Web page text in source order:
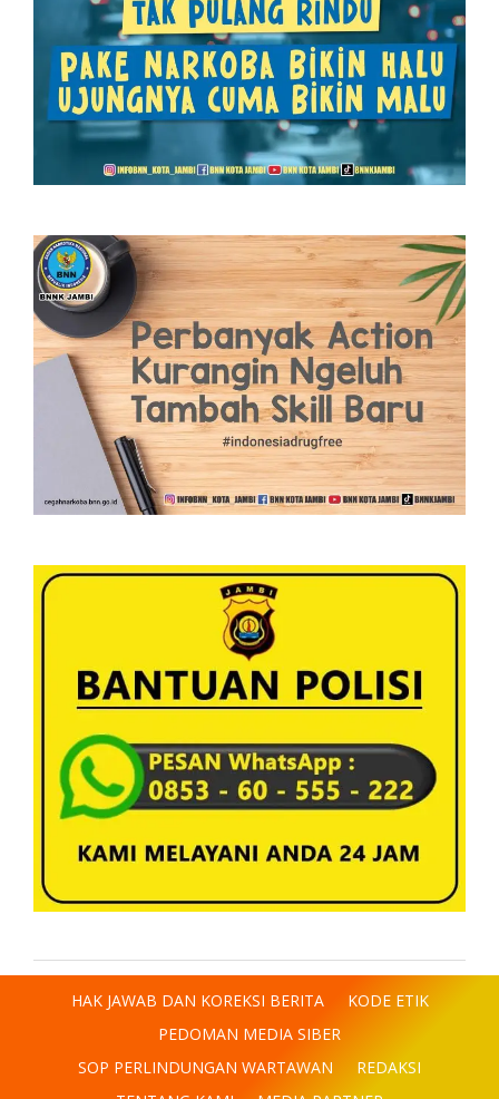
HAK JAWAB DAN KOREKSI BERITA
KODE ETIK
PEDOMAN MEDIA SIBER
SOP PERLINDUNGAN WARTAWAN
REDAKSI